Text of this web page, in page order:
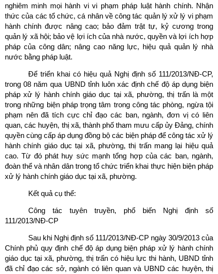
nghiêm minh mọi hành vi vi phạm pháp luật hành chính. Nhận
thức của các tổ chức, cá nhân về công tác quản lý xử lý vi phạm
hành chính được nâng cao; bảo đảm trật tự, kỷ cương trong
quản lý xã hội; bảo vệ lợi ích của nhà nước, quyền và lợi ích hợp
pháp của công dân; nâng cao năng lực, hiệu quả quản lý nhà
nước bằng pháp luật.
Để triển khai có hiệu quả Nghị định số 111/2013/NĐ-CP,
trong 08 năm qua UBND tỉnh luôn xác định chế độ áp dụng biện
pháp xử lý hành chính giáo dục tại xã, phường, thị trấn là một
trong những biện pháp trọng tâm trong công tác phòng, ngừa tội
phạm nên đã tích cực chỉ đạo các ban, ngành, đơn vị có liên
quan, các huyện, thị xã, thành phố tham mưu cấp ủy Đảng, chính
quyền cùng cấp áp dụng đồng bộ các biện pháp để công tác xử lý
hành chính giáo dục tại xã, phường, thị trấn mang lại hiệu quả
cao. Từ đó phát huy sức mạnh tổng hợp của các ban, ngành,
đoàn thể và nhân dân trong tổ chức triển khai thực hiện biện pháp
xử lý hành chính giáo dục tại xã, phường.
Kết quả cụ thể:
Công tác tuyên truyền, phổ biến Nghị định số
111/2013/NĐ-CP
Sau khi Nghị định số 111/2013/NĐ-CP ngày 30/9/2013 của
Chính phủ quy định chế độ áp dụng biện pháp xử lý hành chính
giáo dục tại xã, phường, thị trấn có hiệu lực thi hành, UBND tỉnh
đã chỉ đạo các sở, ngành có liên quan và UBND các huyện, thị